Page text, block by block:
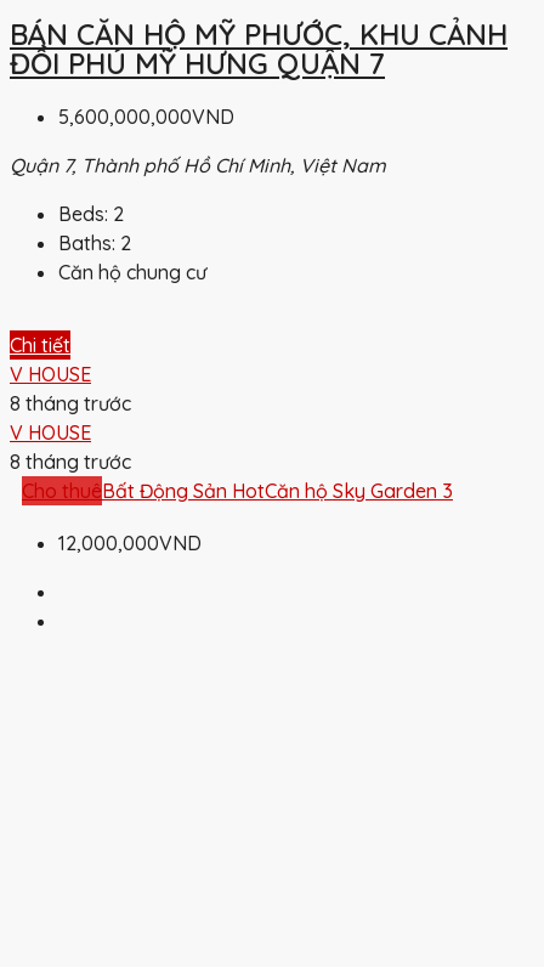
BÁN CĂN HỘ MỸ PHƯỚC, KHU CẢNH
ĐỒI PHÚ MỸ HƯNG QUẬN 7
5,600,000,000VND
Quận 7, Thành phố Hồ Chí Minh, Việt Nam
Beds: 2
Baths: 2
Căn hộ chung cư
Chi tiết
V HOUSE
8 tháng trước
V HOUSE
8 tháng trước
Cho thuêBất Động Sản HotCăn hộ Sky Garden 3
12,000,000VND